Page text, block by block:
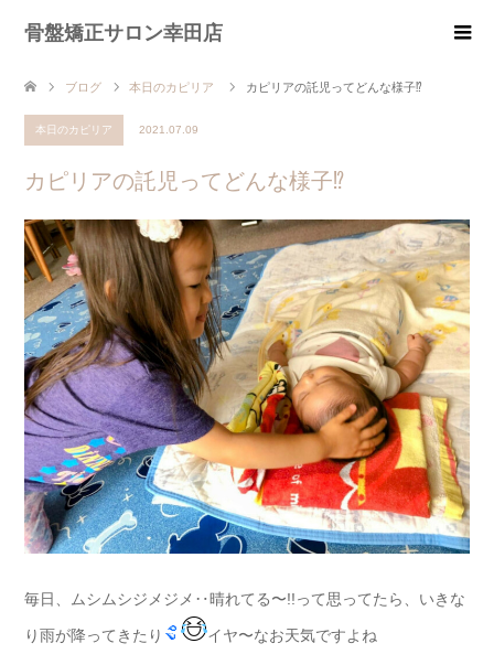
骨盤矯正サロン幸田店
ブログ 本日のカピリア カピリアの託児ってどんな様子⁉
本日のカピリア 2021.07.09
カピリアの託児ってどんな様子⁉
毎日、ムシムシジメジメ‥晴れてる〜!!って思ってたら、いきな
り雨が降ってきたり
イヤ〜なお天気ですよね